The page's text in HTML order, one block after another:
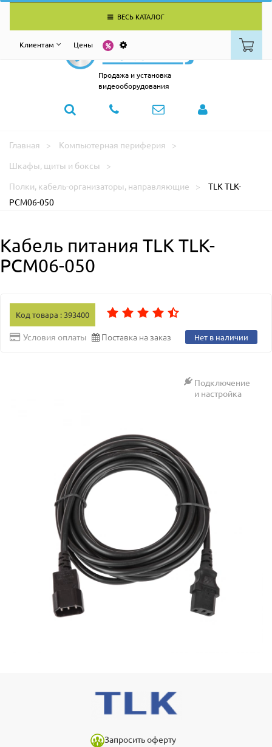
ВЕСЬ КАТАЛОГ
Клиентам Цены
Продажа и установка
видеооборудования
Главная
Компьютерная периферия
Шкафы, щиты и боксы
Полки, кабель-организаторы, направляющие
TLK TLK-
PCM06-050
Кабель питания TLK TLK-
PCM06-050
Код товара : 393400
Условия оплаты Поставка на заказ Нет в наличии
Подключение
и настройка
Запросить оферту